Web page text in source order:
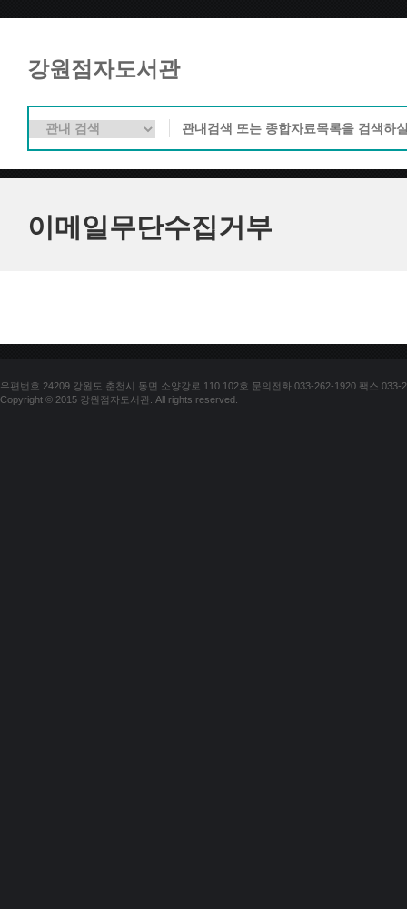
강원점자도서관
이메일무단수집거부
우편번호 24209 강원도 춘천시 동면 소양강로 110 102호 문의전화 033-262-1920 팩스 033-
Copyright © 2015 강원점자도서관. All rights reserved.